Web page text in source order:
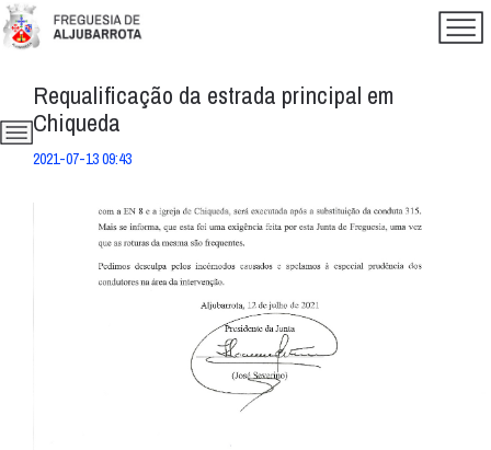
Requalificação da estrada principal em
Chiqueda
2021-07-13 09:43